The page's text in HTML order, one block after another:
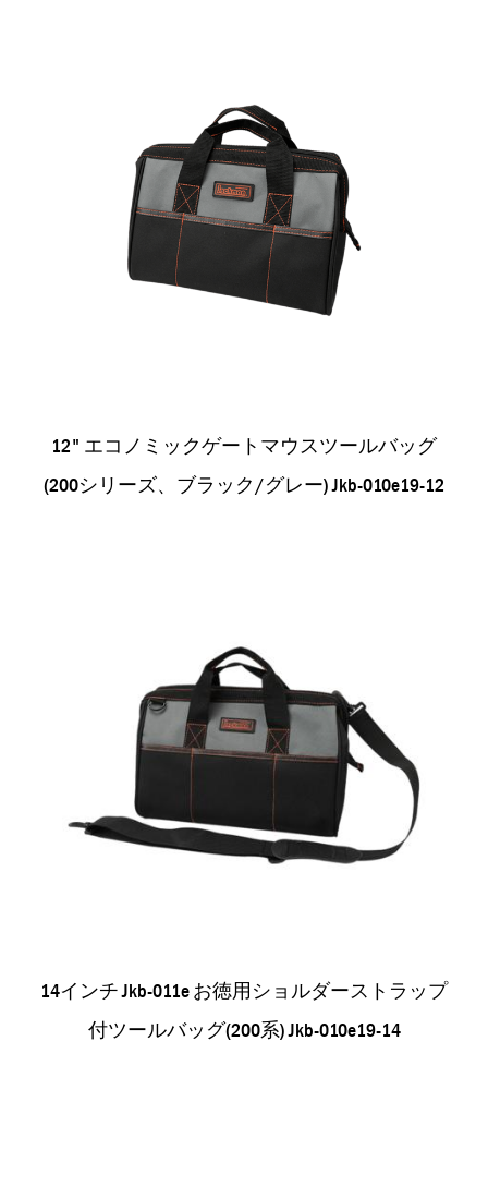
12" エコノミックゲートマウスツールバッグ
(200シリーズ、ブラック/グレー) Jkb-010e19-12
14インチ Jkb-011e お徳用ショルダーストラップ
付ツールバッグ(200系) Jkb-010e19-14